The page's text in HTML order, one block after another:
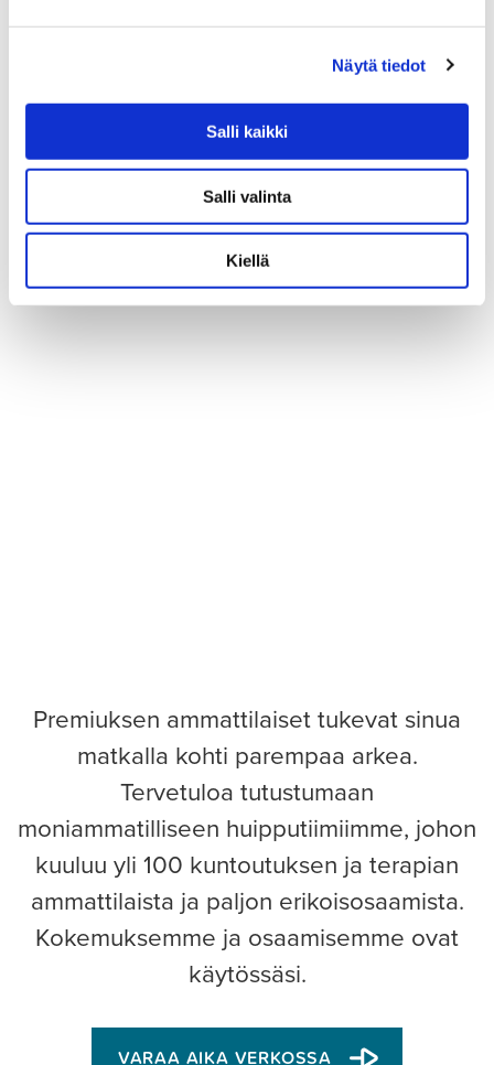
Näytä tiedot
Salli kaikki
Salli valinta
Kiellä
Premiuksen ammattilaiset tukevat sinua
matkalla kohti parempaa arkea.
Tervetuloa tutustumaan
moniammatilliseen huipputiimiimme, johon
kuuluu yli 100 kuntoutuksen ja terapian
ammattilaista ja paljon erikoisosaamista.
Kokemuksemme ja osaamisemme ovat
käytössäsi.
VARAA AIKA VERKOSSA